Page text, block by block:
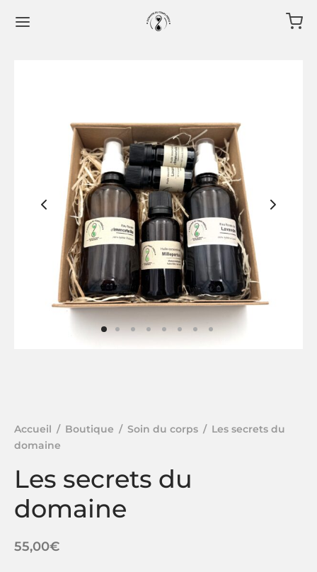
Accueil / Boutique / Soin du corps / Les secrets du
domaine
Les secrets du
domaine
55,00€